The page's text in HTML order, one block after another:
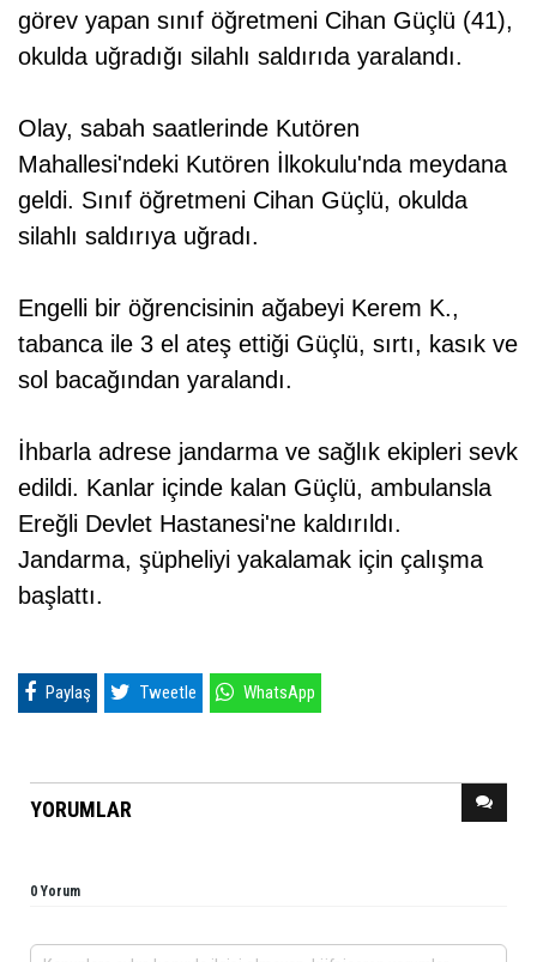
görev yapan sınıf öğretmeni Cihan Güçlü (41),
okulda uğradığı silahlı saldırıda yaralandı.
Olay, sabah saatlerinde Kutören
Mahallesi'ndeki Kutören İlkokulu'nda meydana
geldi. Sınıf öğretmeni Cihan Güçlü, okulda
silahlı saldırıya uğradı.
Engelli bir öğrencisinin ağabeyi Kerem K.,
tabanca ile 3 el ateş ettiği Güçlü, sırtı, kasık ve
sol bacağından yaralandı.
İhbarla adrese jandarma ve sağlık ekipleri sevk
edildi. Kanlar içinde kalan Güçlü, ambulansla
Ereğli Devlet Hastanesi'ne kaldırıldı.
Jandarma, şüpheliyi yakalamak için çalışma
başlattı.
Paylaş Tweetle WhatsApp
YORUMLAR
0 Yorum